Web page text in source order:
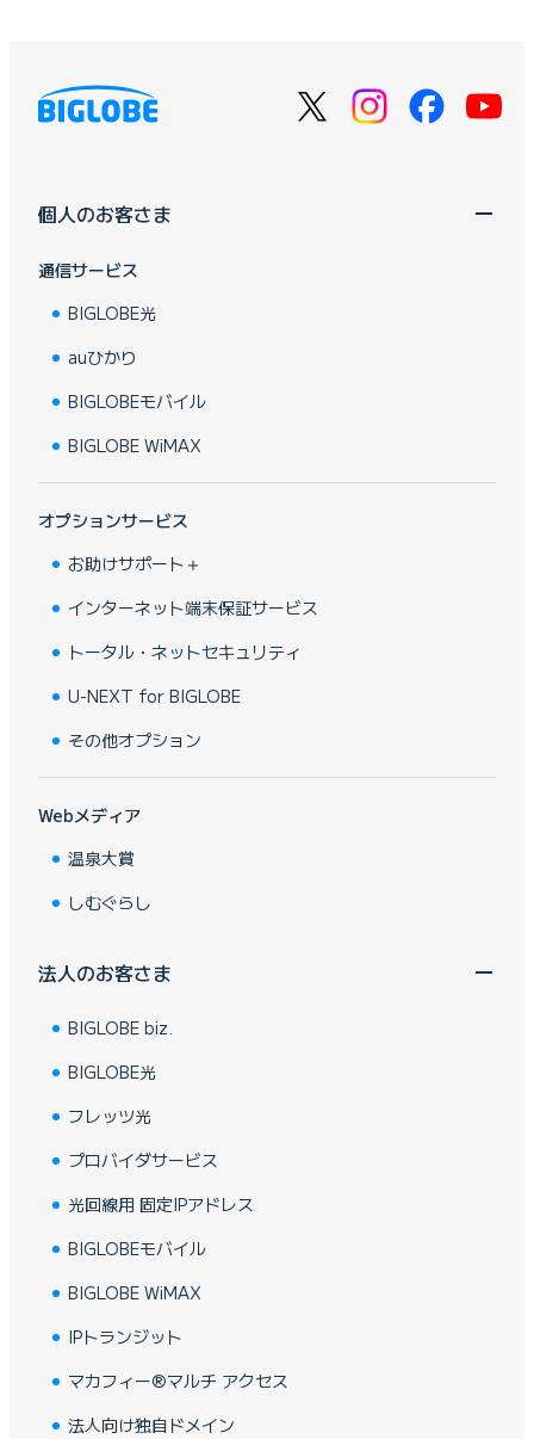
個人のお客さま
通信サービス
BIGLOBE光
auひかり
BIGLOBEモバイル
BIGLOBE WiMAX
オプションサービス
お助けサポート＋
インターネット端末保証サービス
トータル・ネットセキュリティ
U-NEXT for BIGLOBE
その他オプション
Webメディア
温泉大賞
しむぐらし
法人のお客さま
BIGLOBE biz.
BIGLOBE光
フレッツ光
プロバイダサービス
光回線用 固定IPアドレス
BIGLOBEモバイル
BIGLOBE WiMAX
IPトランジット
マカフィー®マルチ アクセス
法人向け独自ドメイン